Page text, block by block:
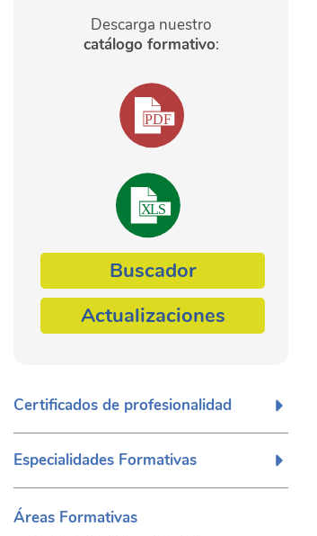
Descarga nuestro
catálogo formativo:
Buscador
Actualizaciones
Certificados de profesionalidad
Especialidades Formativas
Áreas Formativas